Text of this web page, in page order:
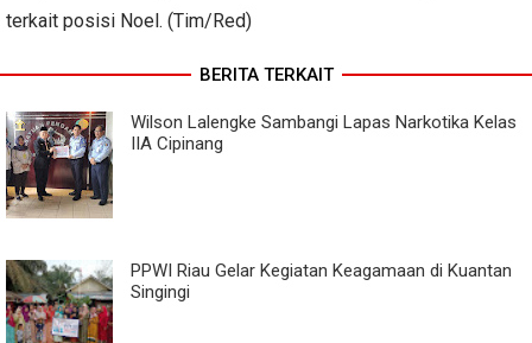
terkait posisi Noel. (Tim/Red)
BERITA TERKAIT
Wilson Lalengke Sambangi Lapas Narkotika Kelas
IIA Cipinang
PPWI Riau Gelar Kegiatan Keagamaan di Kuantan
Singingi